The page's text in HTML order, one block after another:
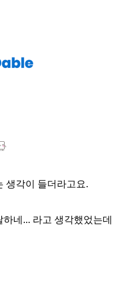
생각이 들더라고요.
네... 라고 생각했었는데